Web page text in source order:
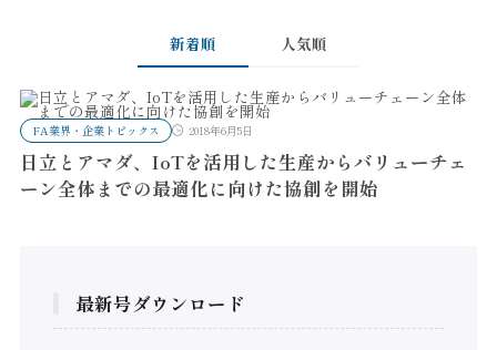
新着順 人気順
FA業界・企業トピックス 2018年6月5日
日立とアマダ、IoTを活用した生産からバリューチェ
ーン全体までの最適化に向けた協創を開始
最新号ダウンロード